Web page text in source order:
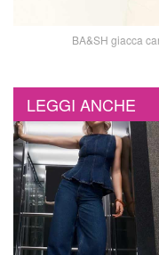
BA&SH giacca
LEGGI ANCHE